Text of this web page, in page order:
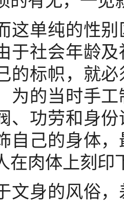
单纯的性别
于社会年龄
的标帜，就
为的当时手
、功劳和身
自己的身体
在肉体上刻印
身的风俗，